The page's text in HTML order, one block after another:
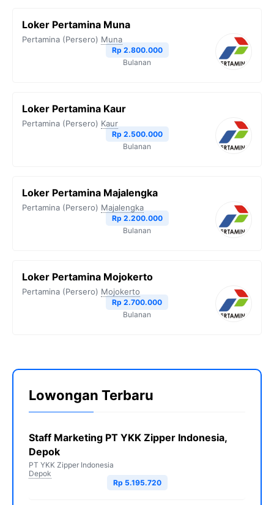
Loker Pertamina Muna
Pertamina (Persero) Muna
Rp 2.800.000
Bulanan
Loker Pertamina Kaur
Pertamina (Persero) Kaur
Rp 2.500.000
Bulanan
Loker Pertamina Majalengka
Pertamina (Persero) Majalengka
Rp 2.200.000
Bulanan
Loker Pertamina Mojokerto
Pertamina (Persero) Mojokerto
Rp 2.700.000
Bulanan
Lowongan Terbaru
Staff Marketing PT YKK Zipper Indonesia,
Depok
PT YKK Zipper Indonesia
Depok
Rp 5.195.720